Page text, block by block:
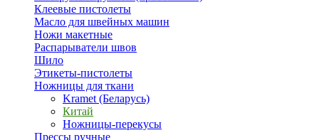
Клеевые пистолеты
Масло для швейных машин
Ножи макетные
Распарыватели швов
Шило
Этикеты-пистолеты
Ножницы для ткани
Kramet (Беларусь)
Китай
Ножницы-перекусы
Прессы ручные